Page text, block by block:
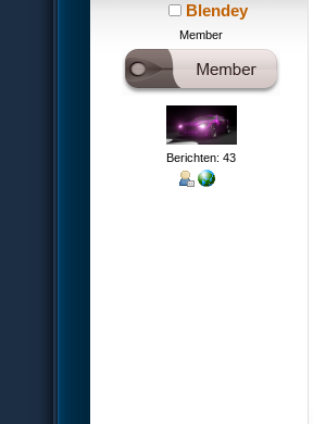
Blendey
Member
Berichten: 43